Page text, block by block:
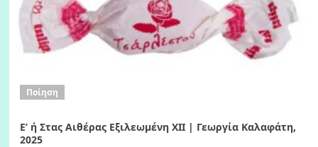
Ποίηση
Ε’ ή Στας Αιθέρας Εξιλεωμένη ΧΙI | Γεωργία Καλαφάτη,
2025